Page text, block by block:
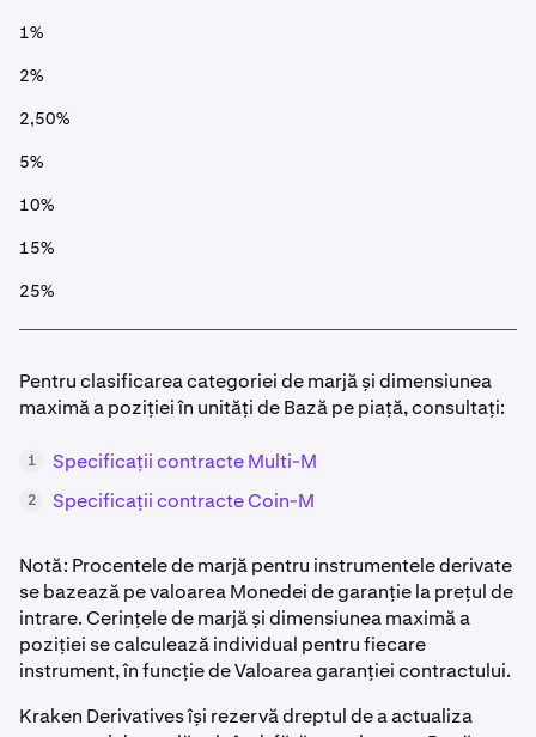
1%
2%
2,50%
5%
10%
15%
25%
Pentru clasificarea categoriei de marjă și dimensiunea
maximă a poziției în unități de Bază pe piață, consultați:
1 Specificații contracte Multi-M
2 Specificații contracte Coin-M
Notă: Procentele de marjă pentru instrumentele derivate
se bazează pe valoarea Monedei de garanție la prețul de
intrare. Cerințele de marjă și dimensiunea maximă a
poziției se calculează individual pentru fiecare
instrument, în funcție de Valoarea garanției contractului.
Kraken Derivatives își rezervă dreptul de a actualiza